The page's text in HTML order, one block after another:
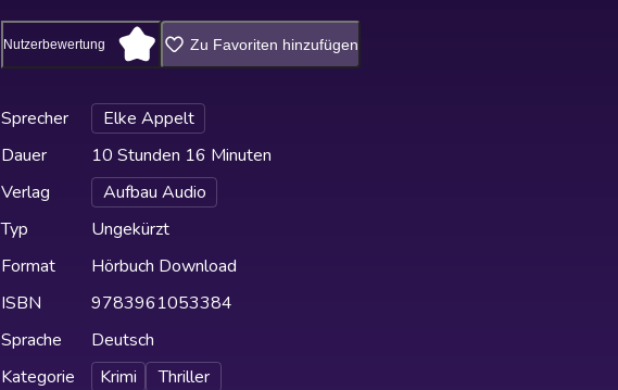
Nutzerbewertung Zu Favoriten hinzufügen
Sprecher
Elke Appelt
Dauer
10 Stunden 16 Minuten
Verlag
Aufbau Audio
Typ
Ungekürzt
Format
Hörbuch Download
ISBN
9783961053384
Sprache
Deutsch
Kategorie
Krimi Thriller